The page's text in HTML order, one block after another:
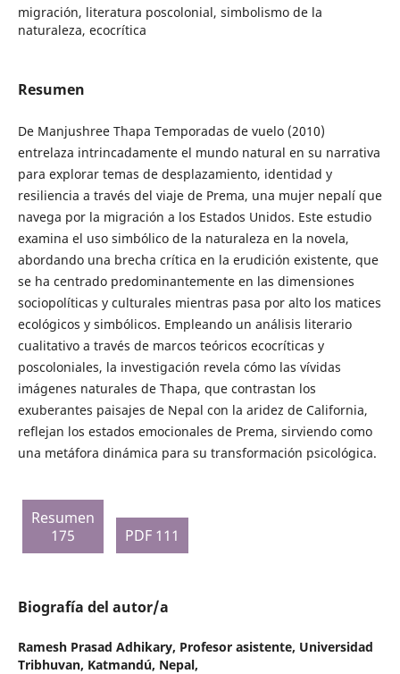
migración, literatura poscolonial, simbolismo de la
naturaleza, ecocrítica
Resumen
De Manjushree Thapa Temporadas de vuelo (2010)
entrelaza intrincadamente el mundo natural en su narrativa
para explorar temas de desplazamiento, identidad y
resiliencia a través del viaje de Prema, una mujer nepalí que
navega por la migración a los Estados Unidos. Este estudio
examina el uso simbólico de la naturaleza en la novela,
abordando una brecha crítica en la erudición existente, que
se ha centrado predominantemente en las dimensiones
sociopolíticas y culturales mientras pasa por alto los matices
ecológicos y simbólicos. Empleando un análisis literario
cualitativo a través de marcos teóricos ecocríticas y
poscoloniales, la investigación revela cómo las vívidas
imágenes naturales de Thapa, que contrastan los
exuberantes paisajes de Nepal con la aridez de California,
reflejan los estados emocionales de Prema, sirviendo como
una metáfora dinámica para su transformación psicológica.
Resumen
175
PDF 111
Biografía del autor/a
Ramesh Prasad Adhikary, Profesor asistente, Universidad
Tribhuvan, Katmandú, Nepal,